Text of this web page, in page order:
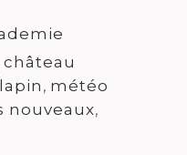
château
lapin , météo
nouveaux,